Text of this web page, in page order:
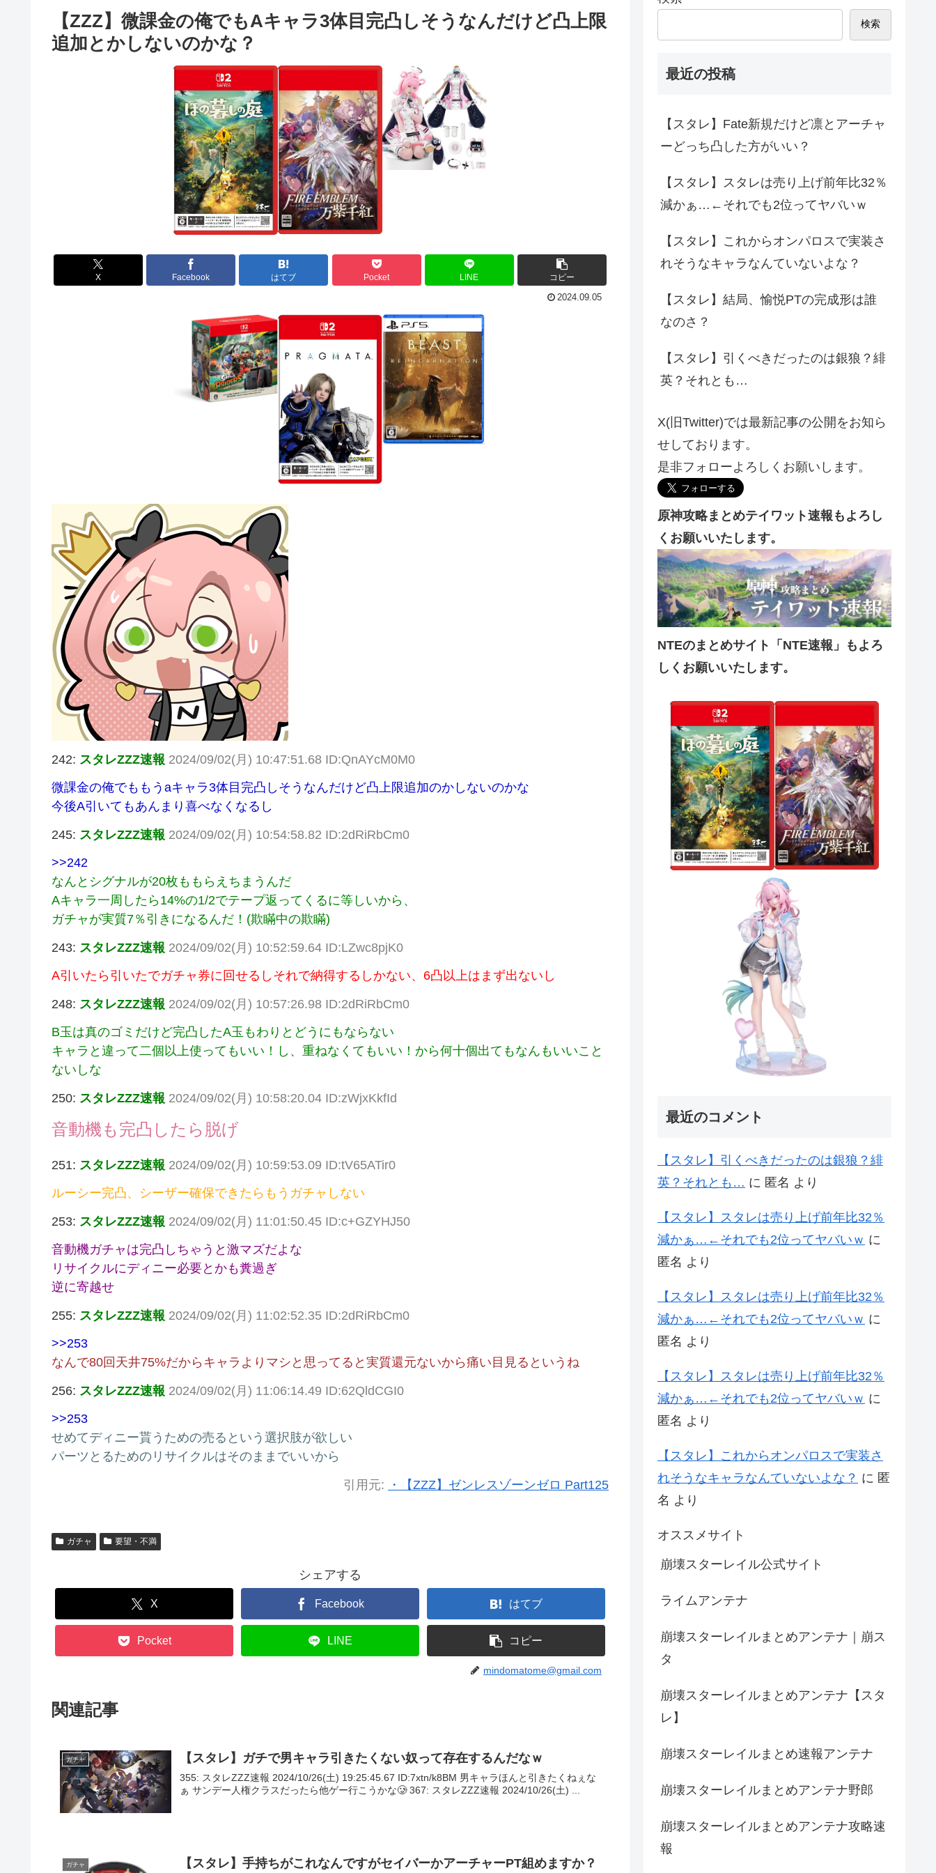
【ZZZ】微課金の俺でもAキャラ3体目完凸しそうなんだけど凸上限
追加とかしないのかな？
X Facebook はてブ Pocket LINE コピー
2024.09.05
242: スタレZZZ速報 2024/09/02(月) 10:47:51.68 ID:QnAYcM0M0
微課金の俺でももうaキャラ3体目完凸しそうなんだけど凸上限追加のかしないのかな
今後A引いてもあんまり喜べなくなるし
245: スタレZZZ速報 2024/09/02(月) 10:54:58.82 ID:2dRiRbCm0
>>242
なんとシグナルが20枚ももらえちまうんだ
Aキャラ一周したら14%の1/2でテープ返ってくるに等しいから、
ガチャが実質7％引きになるんだ！(欺瞞中の欺瞞)
243: スタレZZZ速報 2024/09/02(月) 10:52:59.64 ID:LZwc8pjK0
A引いたら引いたでガチャ券に回せるしそれで納得するしかない、6凸以上はまず出ないし
248: スタレZZZ速報 2024/09/02(月) 10:57:26.98 ID:2dRiRbCm0
B玉は真のゴミだけど完凸したA玉もわりとどうにもならない
キャラと違って二個以上使ってもいい！し、重ねなくてもいい！から何十個出てもなんもいいこと
ないしな
250: スタレZZZ速報 2024/09/02(月) 10:58:20.04 ID:zWjxKkfId
音動機も完凸したら脱げ
251: スタレZZZ速報 2024/09/02(月) 10:59:53.09 ID:tV65ATir0
ルーシー完凸、シーザー確保できたらもうガチャしない
253: スタレZZZ速報 2024/09/02(月) 11:01:50.45 ID:c+GZYHJ50
音動機ガチャは完凸しちゃうと激マズだよな
リサイクルにディニー必要とかも糞過ぎ
逆に寄越せ
255: スタレZZZ速報 2024/09/02(月) 11:02:52.35 ID:2dRiRbCm0
>>253
なんで80回天井75%だからキャラよりマシと思ってると実質還元ないから痛い目見るというね
256: スタレZZZ速報 2024/09/02(月) 11:06:14.49 ID:62QldCGI0
>>253
せめてディニー貰うための売るという選択肢が欲しい
パーツとるためのリサイクルはそのままでいいから
引用元: ・【ZZZ】ゼンレスゾーンゼロ Part125
ガチャ 要望・不満
シェアする
X Facebook はてブ
Pocket LINE コピー
mindomatome@gmail.com
関連記事
ガチャ 【スタレ】ガチで男キャラ引きたくない奴って存在するんだなｗ
355: スタレZZZ速報 2024/10/26(土) 19:25:45.67 ID:7xtn/k8BM 男キャラほんと引きたくねぇな
ぁ サンデー人権クラスだったら他ゲー行こうかな🥲 367: スタレZZZ速報 2024/10/26(土) ...
ガチャ 【スタレ】手持ちがこれなんですがセイバーかアーチャーPT組めますか？
検索
最近の投稿
【スタレ】Fate新規だけど凛とアーチャ
ーどっち凸した方がいい？
【スタレ】スタレは売り上げ前年比32％
減かぁ…←それでも2位ってヤバいｗ
【スタレ】これからオンパロスで実装さ
れそうなキャラなんていないよな？
【スタレ】結局、愉悦PTの完成形は誰
なのさ？
【スタレ】引くべきだったのは銀狼？緋
英？それとも…
X(旧Twitter)では最新記事の公開をお知ら
せしております。
是非フォローよろしくお願いします。
原神攻略まとめテイワット速報もよろし
くお願いいたします。
NTEのまとめサイト「NTE速報」もよろ
しくお願いいたします。
最近のコメント
【スタレ】引くべきだったのは銀狼？緋
英？それとも… に 匿名 より
【スタレ】スタレは売り上げ前年比32％
減かぁ…←それでも2位ってヤバいｗ に
匿名 より
【スタレ】スタレは売り上げ前年比32％
減かぁ…←それでも2位ってヤバいｗ に
匿名 より
【スタレ】スタレは売り上げ前年比32％
減かぁ…←それでも2位ってヤバいｗ に
匿名 より
【スタレ】これからオンパロスで実装さ
れそうなキャラなんていないよな？ に 匿
名 より
オススメサイト
崩壊スターレイル公式サイト
ライムアンテナ
崩壊スターレイルまとめアンテナ｜崩ス
タ
崩壊スターレイルまとめアンテナ【スタ
レ】
崩壊スターレイルまとめ速報アンテナ
崩壊スターレイルまとめアンテナ野郎
崩壊スターレイルまとめアンテナ攻略速
報